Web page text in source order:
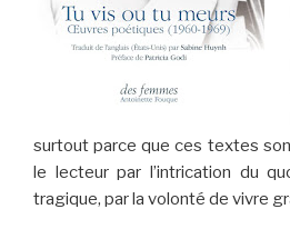
surtout parce que ces textes
le lecteur par l’intrication du
tragique, par la volonté de vivre